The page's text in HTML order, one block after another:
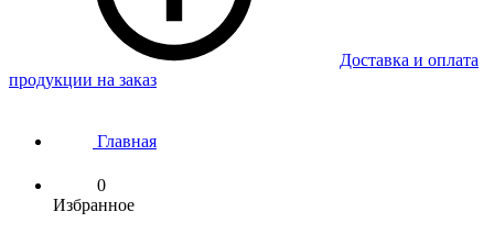
Доставка и оплата
продукции на заказ
Главная
0
Избранное